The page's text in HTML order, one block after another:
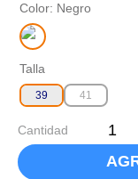
Color: Negro
Talla
39 41
Cantidad